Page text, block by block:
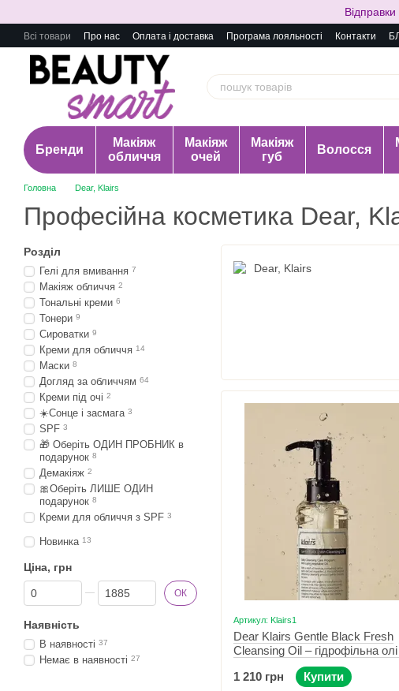
Всі товари Про нас Оплата і доставка Програма лояльності Контакти
Бренди
Макіяж
обличчя
Макіяж
очей
Макіяж
губ
Волосся
Головна Dear, Klairs
Професійна косметика Dear,
Артикул: Klairs1
Dear Klairs Gentle Black Fresh
Cleansing Oil – гідрофільна
без запаху 150 мл
1 210 грн
Купити
Розділ
Гелі для вмивання 7
Макіяж обличчя 2
Тональні креми 6
Тонери 9
Сироватки 9
Креми для обличчя 14
Маски 8
Догляд за обличчям 64
Креми під очі 2
☀️Сонце і засмага 3
SPF 3
🎁 Оберіть ОДИН ПРОБНИК в
подарунок 8
Демакіяж 2
🎀Оберіть ЛИШЕ ОДИН
подарунок 8
Креми для обличчя з SPF 3
Новинка 13
Ціна, грн
Від Ціна, грн
До Ціна, грн ОК
Наявність
В наявності 37
Немає в наявності 27